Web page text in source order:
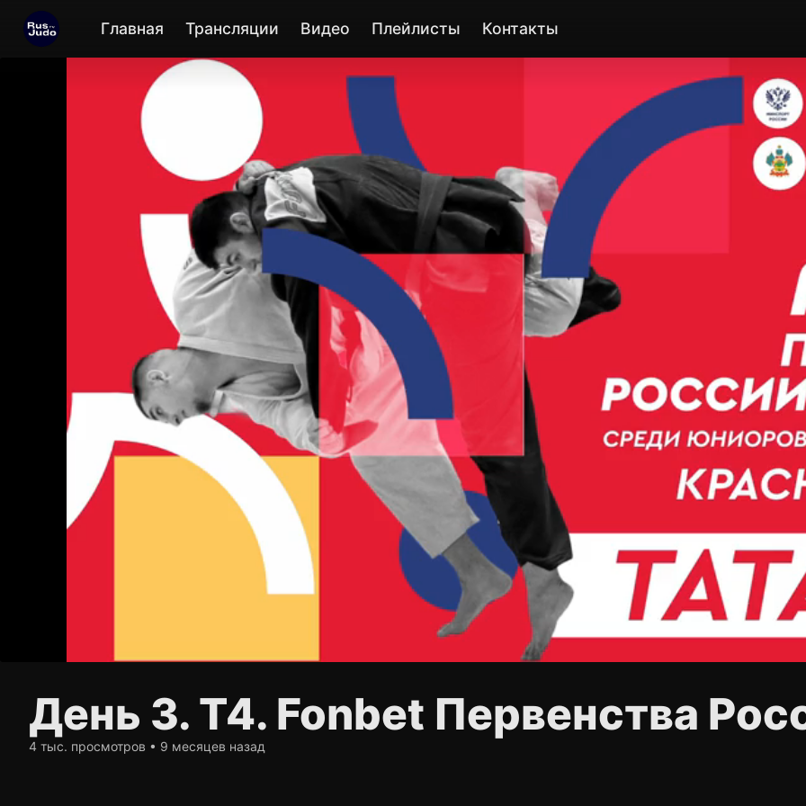
День 3. Т4. Fonbet Первенства
4 тыс. просмотров • 9 месяцев назад
Главная Трансляции Видео Плейлисты Контакты